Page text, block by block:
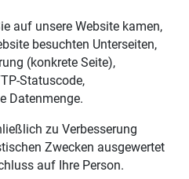
auf unsere Website kamen,
besuchten Unterseiten,
(konkrete Seite),
Statuscode,
Datenmenge.
zu Verbesserung
Zwecken ausgewertet
auf Ihre Person.